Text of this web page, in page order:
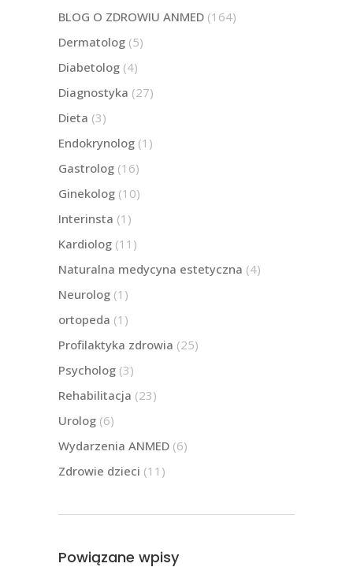
BLOG O ZDROWIU ANMED (164)
Dermatolog (5)
Diabetolog (4)
Diagnostyka (27)
Dieta (3)
Endokrynolog (1)
Gastrolog (16)
Ginekolog (10)
Interinsta (1)
Kardiolog (11)
Naturalna medycyna estetyczna (4)
Neurolog (1)
ortopeda (1)
Profilaktyka zdrowia (25)
Psycholog (3)
Rehabilitacja (23)
Urolog (6)
Wydarzenia ANMED (6)
Zdrowie dzieci (11)
Powiązane wpisy